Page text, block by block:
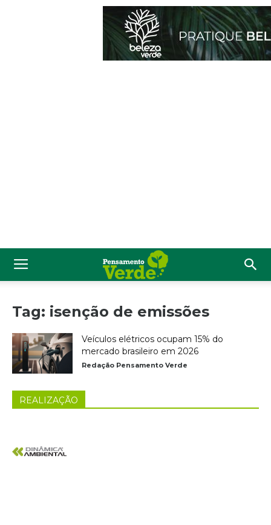
Tag: isenção de emissões
Veículos elétricos ocupam 15% do
mercado brasileiro em 2026
Redação Pensamento Verde
REALIZAÇÃO